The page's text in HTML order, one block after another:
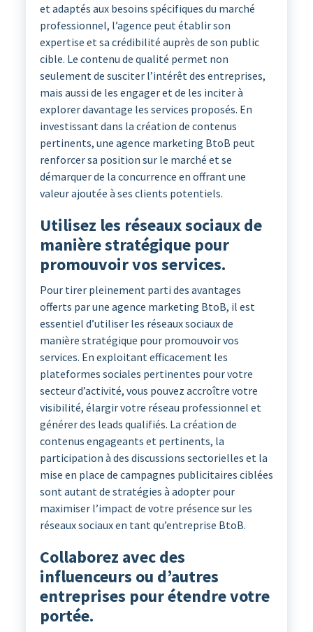
et adaptés aux besoins spécifiques du marché
professionnel, l’agence peut établir son
expertise et sa crédibilité auprès de son public
cible. Le contenu de qualité permet non
seulement de susciter l’intérêt des entreprises,
mais aussi de les engager et de les inciter à
explorer davantage les services proposés. En
investissant dans la création de contenus
pertinents, une agence marketing BtoB peut
renforcer sa position sur le marché et se
démarquer de la concurrence en offrant une
valeur ajoutée à ses clients potentiels.
Utilisez les réseaux sociaux de
manière stratégique pour
promouvoir vos services.
Pour tirer pleinement parti des avantages
offerts par une agence marketing BtoB, il est
essentiel d’utiliser les réseaux sociaux de
manière stratégique pour promouvoir vos
services. En exploitant efficacement les
plateformes sociales pertinentes pour votre
secteur d’activité, vous pouvez accroître votre
visibilité, élargir votre réseau professionnel et
générer des leads qualifiés. La création de
contenus engageants et pertinents, la
participation à des discussions sectorielles et la
mise en place de campagnes publicitaires ciblées
sont autant de stratégies à adopter pour
maximiser l’impact de votre présence sur les
réseaux sociaux en tant qu’entreprise BtoB.
Collaborez avec des
influenceurs ou d’autres
entreprises pour étendre votre
portée.